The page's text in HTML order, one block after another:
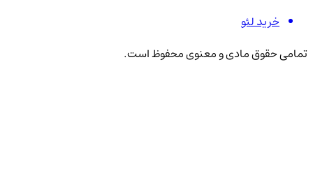
خرید لئو
تمامی حقوق مادی و معنوی محفوظ است.